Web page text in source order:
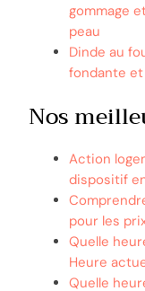
gommage
peau
Dinde au
fondante
Nos
Action
dispositif
pour les
Quelle
Heure
Quelle